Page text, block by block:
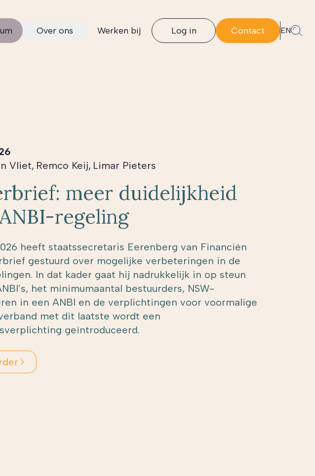
Over ons Werken bij Log in Contact EN
Vliet, Remco Keij, Limar Pieters
meer duidelijkheid
regeling
heeft staatssecretaris Eerenberg van Financiën
gestuurd over mogelijke verbeteringen in de
In dat kader gaat hij nadrukkelijk in op steun
het minimumaantal bestuurders, NSW-
in een ANBI en de verplichtingen voor voormalige
met dit laatste wordt een
geïntroduceerd.